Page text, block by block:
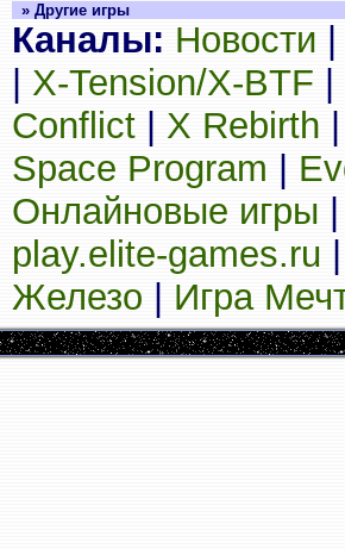
» Другие игры
Каналы: Новости
X-Tension/X-BTF
Conflict
X Rebirth
Space Program
Онлайновые игры
play.elite-games.ru
Железо
Игра